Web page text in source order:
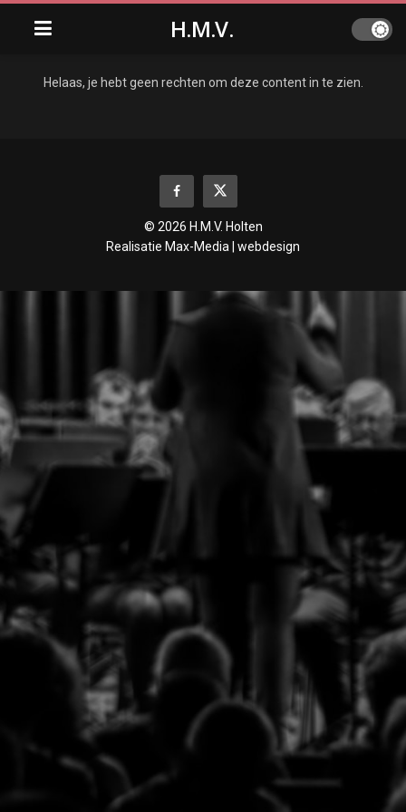
H.M.V.
Helaas, je hebt geen rechten om deze content in te zien.
© 2026 H.M.V. Holten
Realisatie Max-Media | webdesign